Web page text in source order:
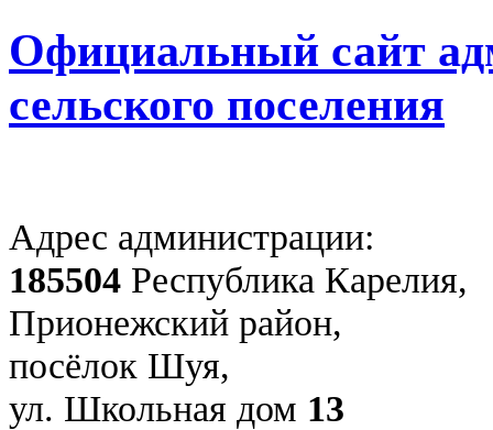
Официальный сайт
сельского поселения
Адрес администрации:
185504 Республика Карелия,
Прионежский район,
посёлок Шуя,
ул. Школьная дом 13